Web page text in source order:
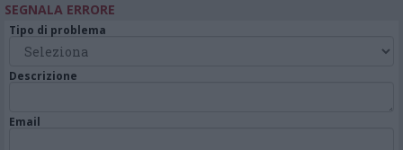
SEGNALA ERRORE
Tipo di problema
Descrizione
Email